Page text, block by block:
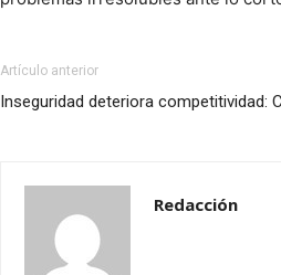
Artículo anterior
Inseguridad deteriora competitividad:
Redacción